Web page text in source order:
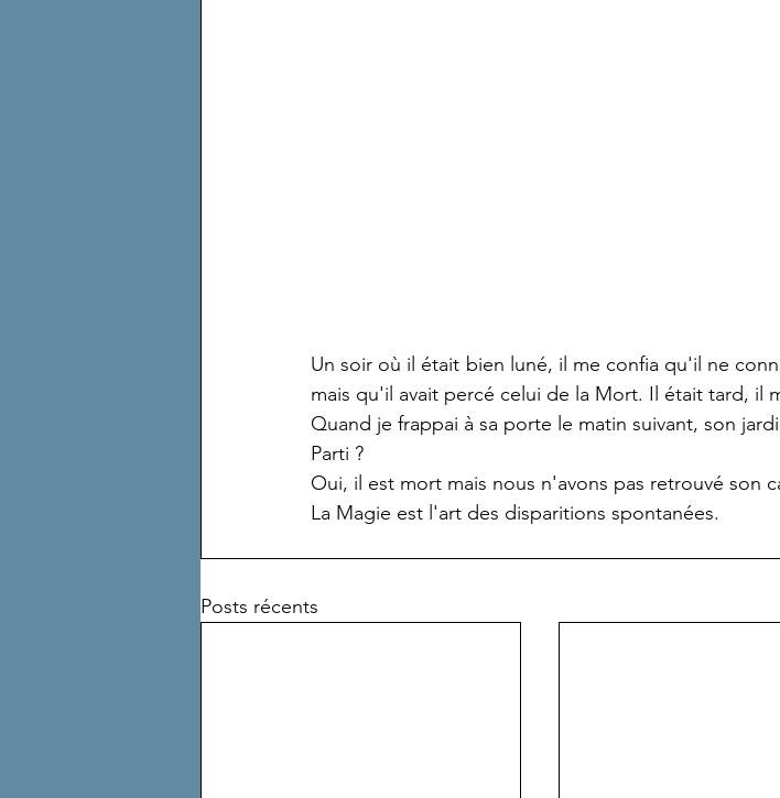
Un soir où il était bien luné, il me confia qu'il ne
mais qu'il avait percé celui de la Mort. Il était tard, il
Quand je frappai à sa porte le matin suivant, son
Parti ?
Oui, il est mort mais nous n'avons pas retrouvé son
La Magie est l'art des disparitions spontanées.
Posts récents